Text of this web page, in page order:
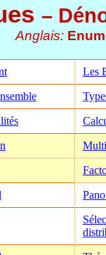
–
Anglais:
Les